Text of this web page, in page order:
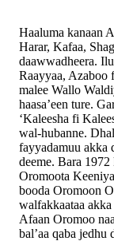
Haaluma kanaan
Harar, Kafaa,
daawwadheera.
Raayyaa, Azaboo
malee Wallo
haasa’een ture.
‘Kaleesha fi
wal-hubanne.
fayyadamuu akka
deeme. Bara
Oromoota
booda Oromoon
walfakkaataa
Afaan Oromoo
bal’aa qaba jedhu